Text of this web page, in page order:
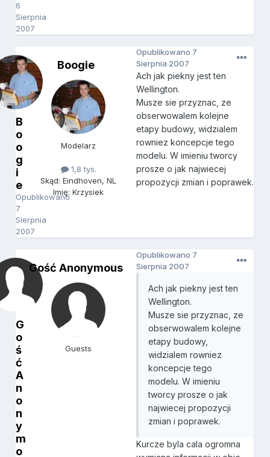
6
Sierpnia
2007
B
o
o
g
i
e
Opublikowano
7
Sierpnia
2007
Boogie
Modelarz
1,8 tys.
Skąd: Eindhoven, NL
Imię: Krzysiek
Opublikowano 7
Sierpnia 2007
Ach jak piekny jest ten
Wellington.
Musze sie przyznac, ze
obserwowalem kolejne
etapy budowy, widzialem
rowniez koncepcje tego
modelu. W imieniu tworcy
prosze o jak najwiecej
propozycji zmian i poprawek.
G
o
ś
ć
A
n
o
n
y
m
o
Gość Anonymous
Guests
Opublikowano 7
Sierpnia 2007
Ach jak piekny jest ten
Wellington.
Musze sie przyznac, ze
obserwowalem kolejne
etapy budowy,
widzialem rowniez
koncepcje tego
modelu. W imieniu
tworcy prosze o jak
najwiecej propozycji
zmian i poprawek.
Kurcze byla cala ogromna